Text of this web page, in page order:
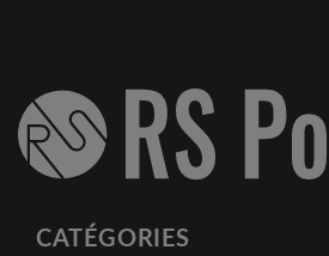
CATÉGORIES